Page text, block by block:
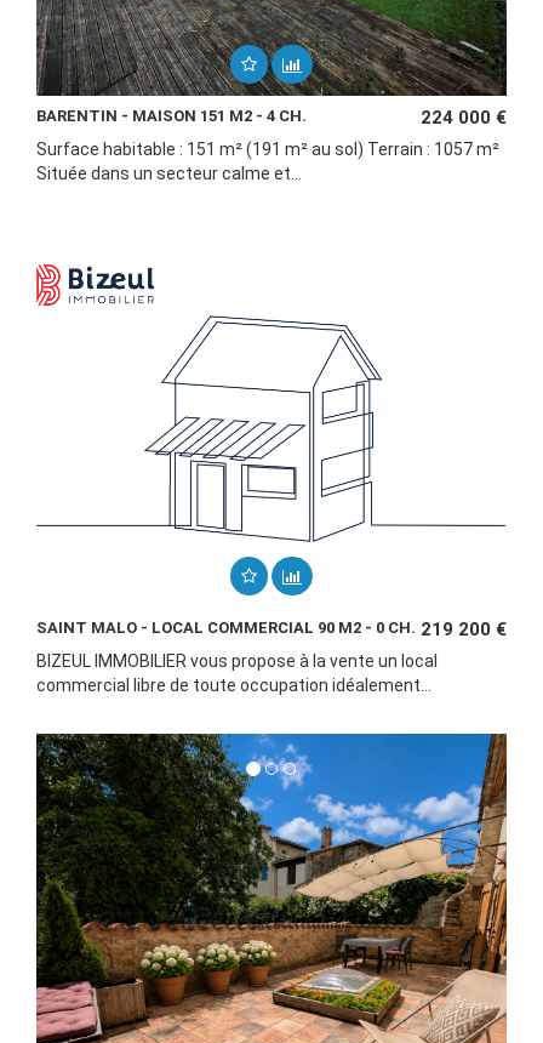
BARENTIN - MAISON 151 M2 - 4 CH. 224 000 €
Surface habitable : 151 m² (191 m² au sol) Terrain : 1057 m²
Située dans un secteur calme et...
SAINT MALO - LOCAL COMMERCIAL 90 M2 - 0 CH. 219 200 €
BIZEUL IMMOBILIER vous propose à la vente un local
commercial libre de toute occupation idéalement...